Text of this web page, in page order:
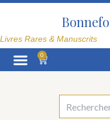
Aller
Livres Rares & Manuscrits
0
Panier